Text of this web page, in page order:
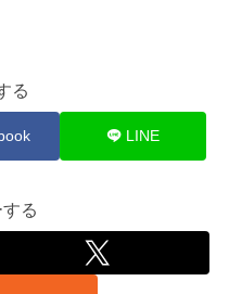
る
LINE
る